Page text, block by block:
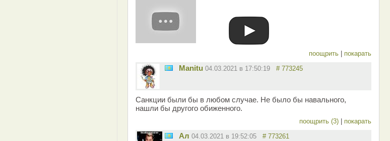
поощрить | покарать
Manitu 04.03.2021 в 17:50:19 # 773245
Санкции были бы в любом случае. Не было бы навального,
нашли бы другого обиженного.
поощрить (3) | покарать
Ал 04.03.2021 в 19:52:05 # 773261